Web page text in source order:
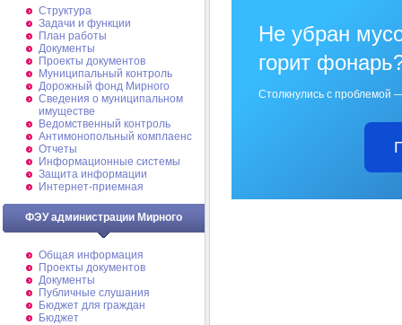
Структура
Задачи и функции
План работы
Документы
Проекты документов
Муниципальный контроль
Дорожный фонд Мирного
Cведения о муниципальном
имуществе
Ведомственный контроль
Антимонопольный комплаенс
Отчеты
Информационные системы
Защита информации
Интернет-приемная
ФЭУ администрации Мирного
Общая информация
Проекты документов
Документы
Публичные слушания
Бюджет для граждан
Бюджет
Не убран
горит
Столкнулись с проблемой